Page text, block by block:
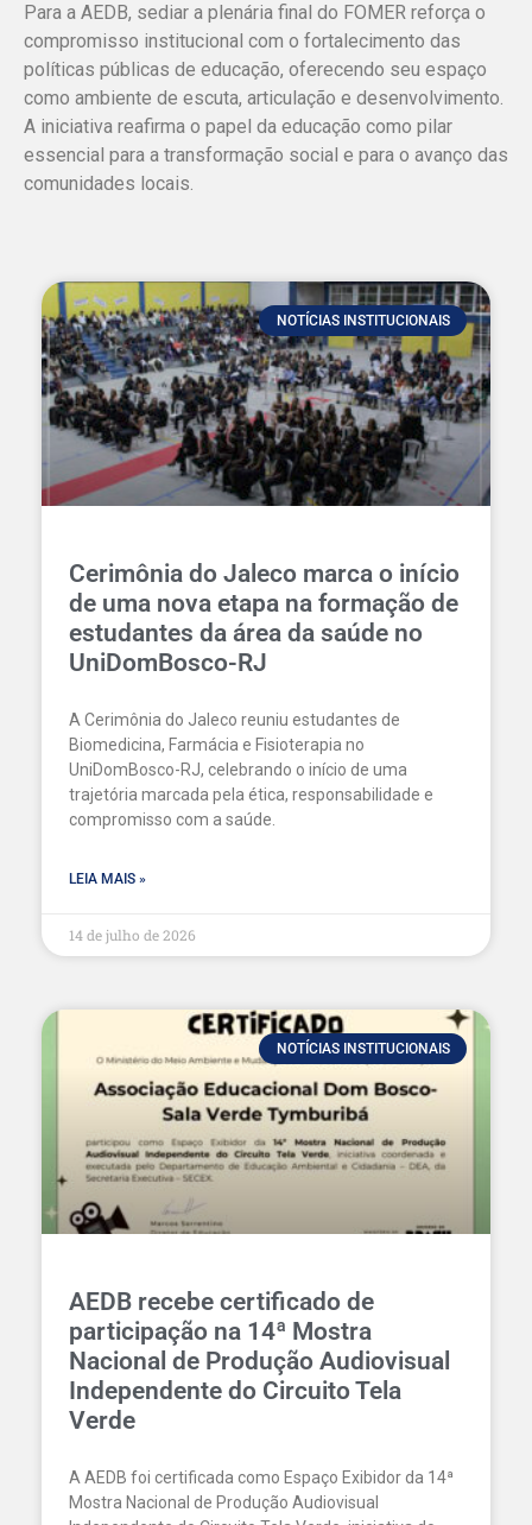
Para a AEDB, sediar a plenária final do FOMER reforça o
compromisso institucional com o fortalecimento das
políticas públicas de educação, oferecendo seu espaço
como ambiente de escuta, articulação e desenvolvimento.
A iniciativa reafirma o papel da educação como pilar
essencial para a transformação social e para o avanço das
comunidades locais.
NOTÍCIAS INSTITUCIONAIS
Cerimônia do Jaleco marca o início
de uma nova etapa na formação de
estudantes da área da saúde no
UniDomBosco-RJ
A Cerimônia do Jaleco reuniu estudantes de
Biomedicina, Farmácia e Fisioterapia no
UniDomBosco-RJ, celebrando o início de uma
trajetória marcada pela ética, responsabilidade e
compromisso com a saúde.
LEIA MAIS »
14 de julho de 2026
NOTÍCIAS INSTITUCIONAIS
AEDB recebe certificado de
participação na 14ª Mostra
Nacional de Produção Audiovisual
Independente do Circuito Tela
Verde
A AEDB foi certificada como Espaço Exibidor da 14ª
Mostra Nacional de Produção Audiovisual